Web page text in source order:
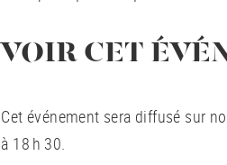
VOIR CET
Cet événement sera diffusé sur
à 18 h 30.